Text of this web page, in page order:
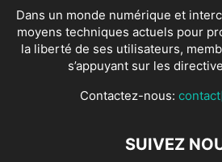
Dans un monde numérique et
moyens techniques actuels pour
la liberté de ses utilisateurs,
s’appuyant sur les
Contactez-nous:
SUIVEZ